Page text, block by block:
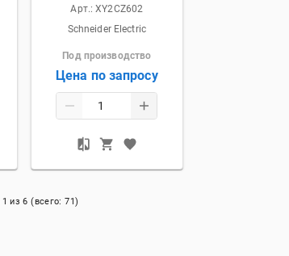
Арт.:XY2CZ602
Schneider Electric
Под производство
Цена по запросу
1 из6 (всего:71)